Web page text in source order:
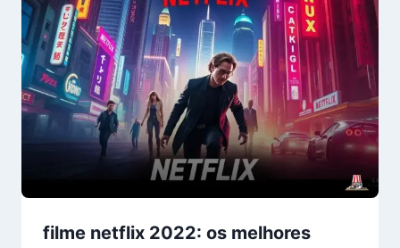
filme netflix 2022: os melhores